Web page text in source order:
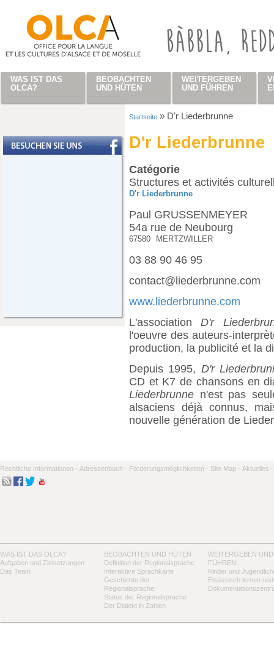
Startseite » D'r Liederbrunne
D'r Liederbrunne
Catégorie
Structures et activités
D'r Liederbrunne
Paul GRUSSENMEYER
54a rue de Neubourg
67580 MERTZWILLER
03 88 90 46 95
contact@liederbrunne.com
www.liederbrunne.com
L'associationD'r
l'oeuvre des auteurs-
production, la publicité et la
Depuis 1995, D'r
CD et K7 de chansons en
Liederbrunne n'est pas
alsaciens déjà connus,
nouvelle génération de
Rechtliche Informationen - Adressenbuch - Förderungsmöglichkeiten - Site Map - Aktuelles -
WAS IST DAS OLCA?
Aufgaben und Zielsetzungen
Das Team
BEOBACHTEN UND HÜTEN
Definition der Regionalsprache
Interaktive Sprachkarte
Geschichte der
Regionalsprache
Status der Regionalsprache
Der Dialekt in Zahlen
WEITERGEBEN UND
FÜHREN
Kinder und
Elsässisch lernen
WAS IST DAS
OLCA?
BEOBACHTEN
UND HÜTEN
WEITERGEBEN
UND FÜHREN